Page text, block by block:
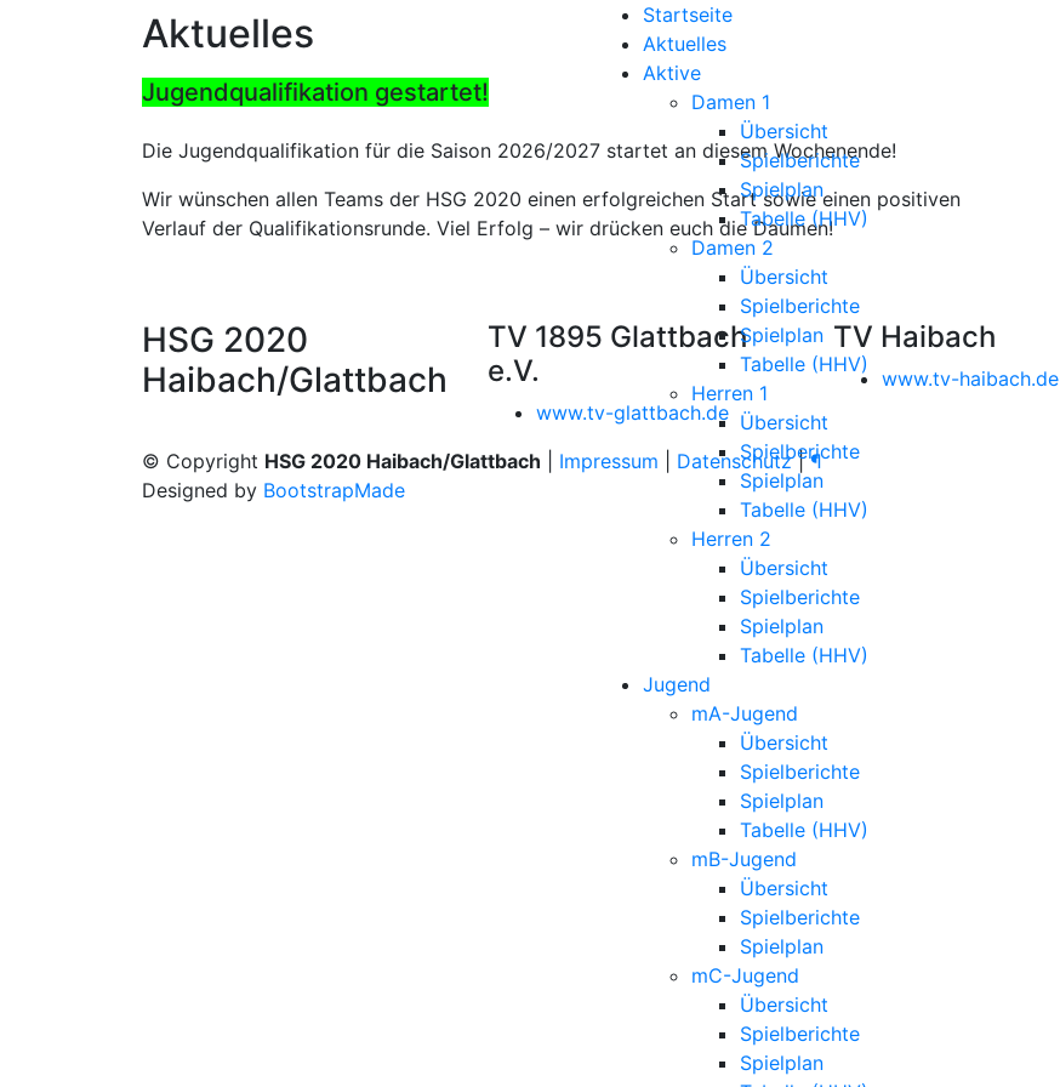
Startseite
Aktuelles
Aktive
Damen 1
Übersicht
Spielberichte
Spielplan
Tabelle (HHV)
Damen 2
Übersicht
Spielberichte
Spielplan
Tabelle (HHV)
Herren 1
Übersicht
Spielberichte
Spielplan
Tabelle (HHV)
Herren 2
Übersicht
Spielberichte
Spielplan
Tabelle (HHV)
Jugend
mA-Jugend
Übersicht
Spielberichte
Spielplan
Tabelle (HHV)
mB-Jugend
Übersicht
Spielberichte
Spielplan
mC-Jugend
Übersicht
Spielberichte
Spielplan
Aktuelles
Jugendqualifikation gestartet!
Die Jugendqualifikation für die Saison 2026/2027 startet an diesem Wochenende!
Wir wünschen allen Teams der HSG 2020 einen erfolgreichen Start sowie einen positiven
Verlauf der Qualifikationsrunde. Viel Erfolg – wir drücken euch die Daumen!
HSG 2020
Haibach/Glattbach
TV 1895 Glattbach
e.V.
www.tv-glattbach.de
TV Haibach
www.tv-haibach.de
© Copyright HSG 2020 Haibach/Glattbach Impressum Datenschutz|¶
Designed by BootstrapMade